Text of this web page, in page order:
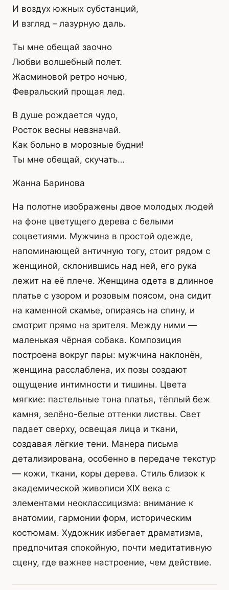
И воздух южных субстанций,
И взгляд – лазурную даль.
Ты мне обещай заочно
Любви волшебный полет.
Жасминовой ретро ночью,
Февральский прощая лед.
В душе рождается чудо,
Росток весны невзначай.
Как больно в морозные будни!
Ты мне обещай, скучать…
Жанна Баринова
На полотне изображены двое молодых людей
на фоне цветущего дерева с белыми
соцветиями. Мужчина в простой одежде,
напоминающей античную тогу, стоит рядом с
женщиной, склонившись над ней, его рука
лежит на её плече. Женщина одета в длинное
платье с узором и розовым поясом, она сидит
на каменной скамье, опираясь на спину, и
смотрит прямо на зрителя. Между ними —
маленькая чёрная собака. Композиция
построена вокруг пары: мужчина наклонён,
женщина расслаблена, их позы создают
ощущение интимности и тишины. Цвета
мягкие: пастельные тона платья, тёплый беж
камня, зелёно-белые оттенки листвы. Свет
падает сверху, освещая лица и ткани,
создавая лёгкие тени. Манера письма
детализирована, особенно в передаче текстур
— кожи, ткани, коры дерева. Стиль близок к
академической живописи XIX века с
элементами неоклассицизма: внимание к
анатомии, гармонии форм, историческим
костюмам. Художник избегает драматизма,
предпочитая спокойную, почти медитативную
сцену, где важнее настроение, чем действие.